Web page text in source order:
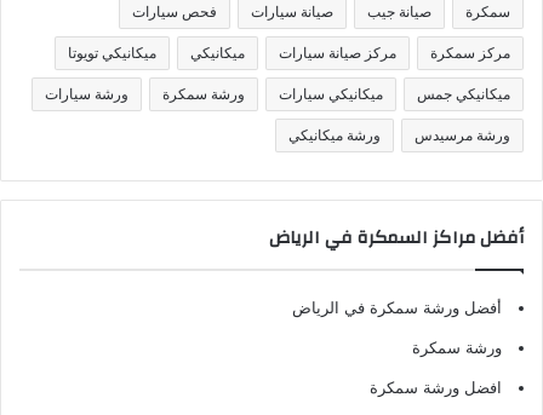
سمكرة صيانة جيب صيانة سيارات فحص سيارات
مركز سمكرة مركز صيانة سيارات ميكانيكي ميكانيكي تويوتا
ميكانيكي جمس ميكانيكي سيارات ورشة سمكرة ورشة سيارات
ورشة مرسيدس ورشة ميكانيكي
أفضل مراكز السمكرة في الرياض
أفضل ورشة سمكرة في الرياض
ورشة سمكرة
افضل ورشة سمكرة